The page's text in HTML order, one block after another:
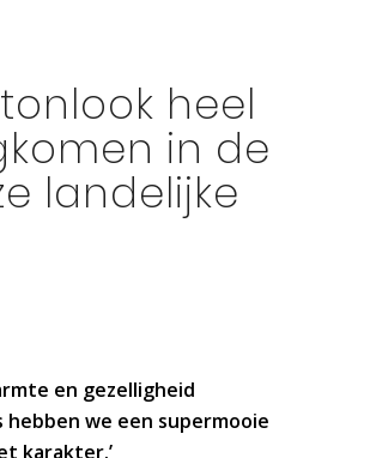
heel
in de
landelijke
en gezelligheid
we een supermooie
karakter.’